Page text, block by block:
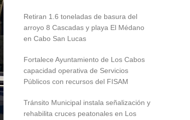
Retiran 1.6 toneladas de basura del
arroyo 8 Cascadas y playa El Médano
en Cabo San Lucas
Fortalece Ayuntamiento de Los Cabos
capacidad operativa de Servicios
Públicos con recursos del FISAM
Tránsito Municipal instala señalización y
rehabilita cruces peatonales en Los